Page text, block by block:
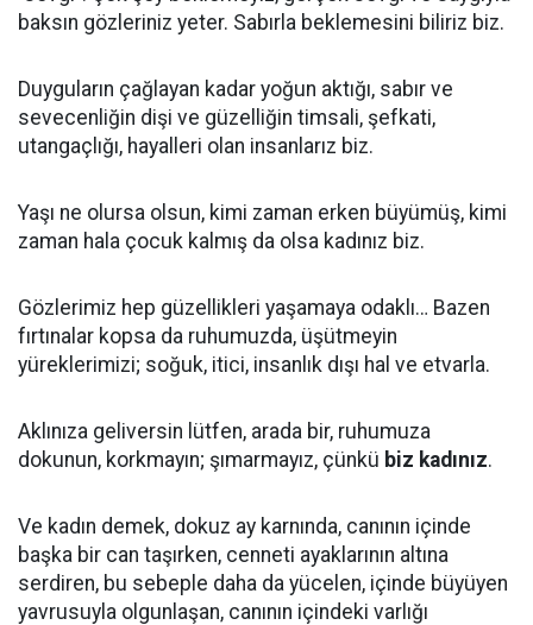
baksın gözleriniz yeter. Sabırla beklemesini biliriz biz.
Duyguların çağlayan kadar yoğun aktığı, sabır ve
sevecenliğin dişi ve güzelliğin timsali, şefkati,
utangaçlığı, hayalleri olan insanlarız biz.
Yaşı ne olursa olsun, kimi zaman erken büyümüş, kimi
zaman hala çocuk kalmış da olsa kadınız biz.
Gözlerimiz hep güzellikleri yaşamaya odaklı… Bazen
fırtınalar kopsa da ruhumuzda, üşütmeyin
yüreklerimizi; soğuk, itici, insanlık dışı hal ve etvarla.
Aklınıza geliversin lütfen, arada bir, ruhumuza
dokunun, korkmayın; şımarmayız, çünkü biz kadınız.
Ve kadın demek, dokuz ay karnında, canının içinde
başka bir can taşırken, cenneti ayaklarının altına
serdiren, bu sebeple daha da yücelen, içinde büyüyen
yavrusuyla olgunlaşan, canının içindeki varlığı